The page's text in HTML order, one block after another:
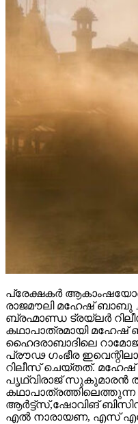
പ്രേക്ഷകർ
രാജമൗലി മഹേഷ് ബാബു
ബ്രഹ്മാണ്ഡ ട്രയ്ലർ
കഥാപാത്രമായി
ഹൈദരാബാദിലെ റാമോജി
പ്രൗഢ ഗംഭീര
റിലീസ് ചെയ്തത്.
പൃഥ്വിരാജ് സുകുമാരൻ
കഥാപാത്രത്തിലെത്തുന്ന
ആർട്ട്സ്,ഷോവിങ്
എൽ നാരായണ, എസ് എസ്